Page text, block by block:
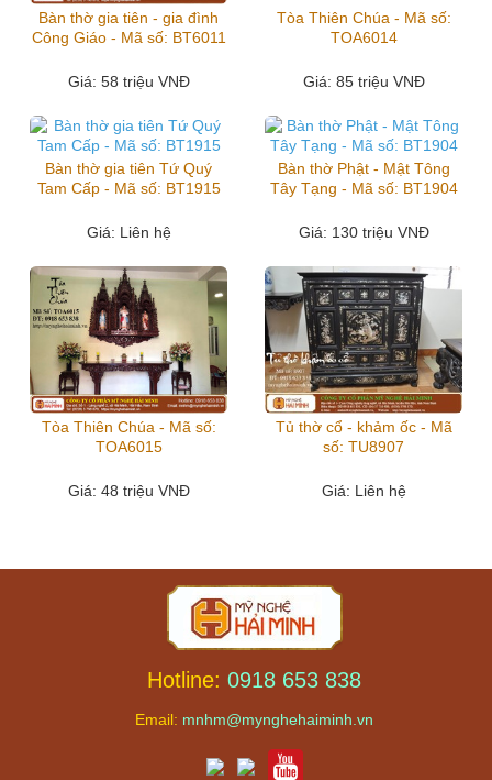
Bàn thờ gia tiên - gia đình
Công Giáo - Mã số: BT6011
Giá: 58 triệu VNĐ
Tòa Thiên Chúa - Mã số:
TOA6014
Giá: 85 triệu VNĐ
Bàn thờ gia tiên Tứ Quý
Tam Cấp - Mã số: BT1915
Giá: Liên hệ
Bàn thờ Phật - Mật Tông
Tây Tạng - Mã số: BT1904
Giá: 130 triệu VNĐ
Tòa Thiên Chúa - Mã số:
TOA6015
Giá: 48 triệu VNĐ
Tủ thờ cổ - khảm ốc - Mã
số: TU8907
Giá: Liên hệ
Hotline: 0918 653 838
Email: mnhm@mynghehaiminh.vn